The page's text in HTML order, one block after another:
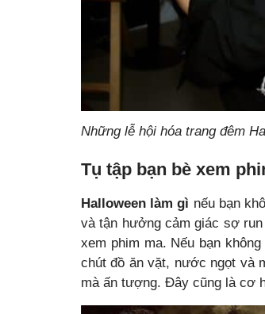
Những lễ hội hóa trang đêm
Tụ tập bạn bè xem
Halloween làm gì nếu bạn
và tận hưởng cảm giác sợ
xem phim ma. Nếu bạn
chút đồ ăn vặt, nước ngọt và
mà ấn tượng. Đây cũng là cơ